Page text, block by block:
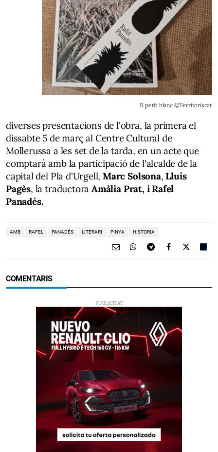
El petit blanc ©Territoriscat
diverses presentacions de l'obra, la primera el
dissabte 5 de març al Centre Cultural de
Mollerussa a les set de la tarda, en un acte que
comptarà amb la participació de l'alcalde de la
capital del Pla d'Urgell,Marc Solsona, Lluís
Pagès, la traductoraAmàlia Prat, i Rafel
Panadés.
AMB RAFEL PANADÉS LITERARI PINYA HISTORIA
COMENTARIS